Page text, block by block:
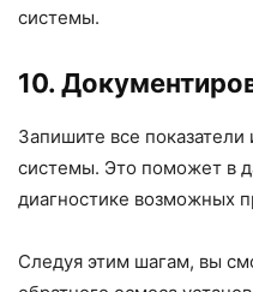
системы.
10.
Запишите все
системы. Это поможет в
диагностике возможных
Следуя этим шагам, вы